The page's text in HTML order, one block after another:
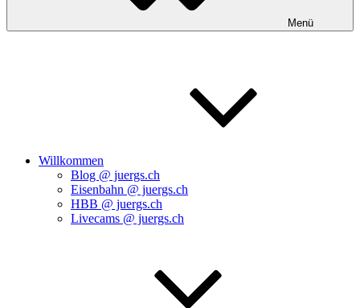
Menü
Willkommen
Blog @ juergs.ch
Eisenbahn @ juergs.ch
HBB @ juergs.ch
Livecams @ juergs.ch